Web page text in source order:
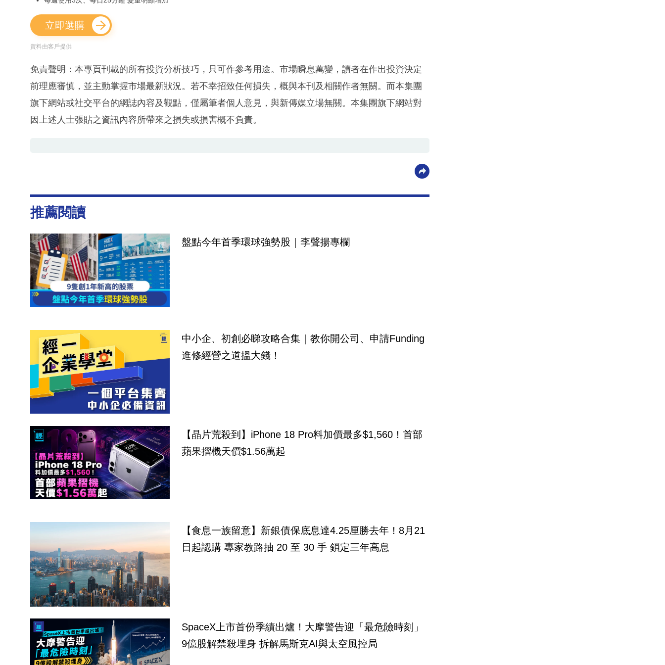
立即選購
資料由客戶提供
免責聲明：本專頁刊載的所有投資分析技巧，只可作參考用途。市場瞬息萬變，讀者在作出投資決定
前理應審慎，並主動掌握市場最新狀況。若不幸招致任何損失，概與本刊及相關作者無關。而本集團
旗下網站或社交平台的網誌內容及觀點，僅屬筆者個人意見，與新傳媒立場無關。本集團旗下網站對
因上述人士張貼之資訊內容所帶來之損失或損害概不負責。
推薦閱讀
盤點今年首季環球強勢股｜李聲揚專欄
中小企、初創必睇攻略合集｜教你開公司、申請Funding
進修經營之道搵大錢！
【晶片荒殺到】iPhone 18 Pro料加價最多$1,560！首部
蘋果摺機天價$1.56萬起
【食息一族留意】新銀債保底息達4.25厘勝去年！8月21
日起認購 專家教路抽 20 至 30 手 鎖定三年高息
SpaceX上市首份季績出爐！大摩警告迎「最危險時刻」
9億股解禁殺埋身 拆解馬斯克AI與太空風控局